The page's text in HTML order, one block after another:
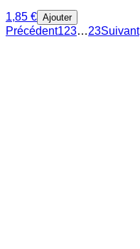
1,85 € Ajouter
Précédent123…23Suivant